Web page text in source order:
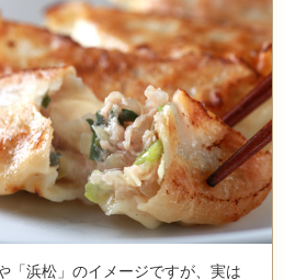
「浜松」のイメージですが、実は